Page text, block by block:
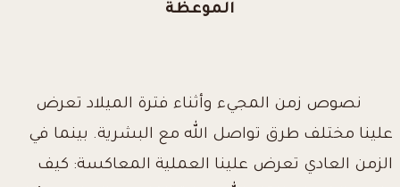
الموعظة
نصوص زمن المجيء وأثناء فترة الميلاد تعرض
علينا مختلف طرق تواصل الله مع البشرية. بينما في
الزمن العادي تعرض علينا العملية المعاكسة: كيف